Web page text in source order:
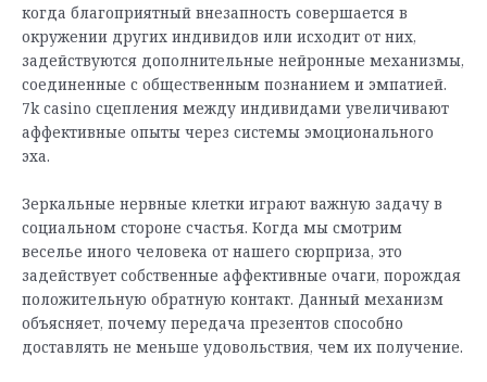
когда благоприятный внезапность совершается в
окружении других индивидов или исходит от них,
задействуются дополнительные нейронные механизмы,
соединенные с общественным познанием и эмпатией.
7k casino сцепления между индивидами увеличивают
аффективные опыты через системы эмоционального
эха.
Зеркальные нервные клетки играют важную задачу в
социальном стороне счастья. Когда мы смотрим
веселье иного человека от нашего сюрприза, это
задействует собственные аффективные очаги, порождая
положительную обратную контакт. Данный механизм
объясняет, почему передача презентов способно
доставлять не меньше удовольствия, чем их получение.